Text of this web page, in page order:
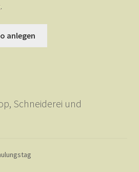
.
anlegen
Schneiderei und